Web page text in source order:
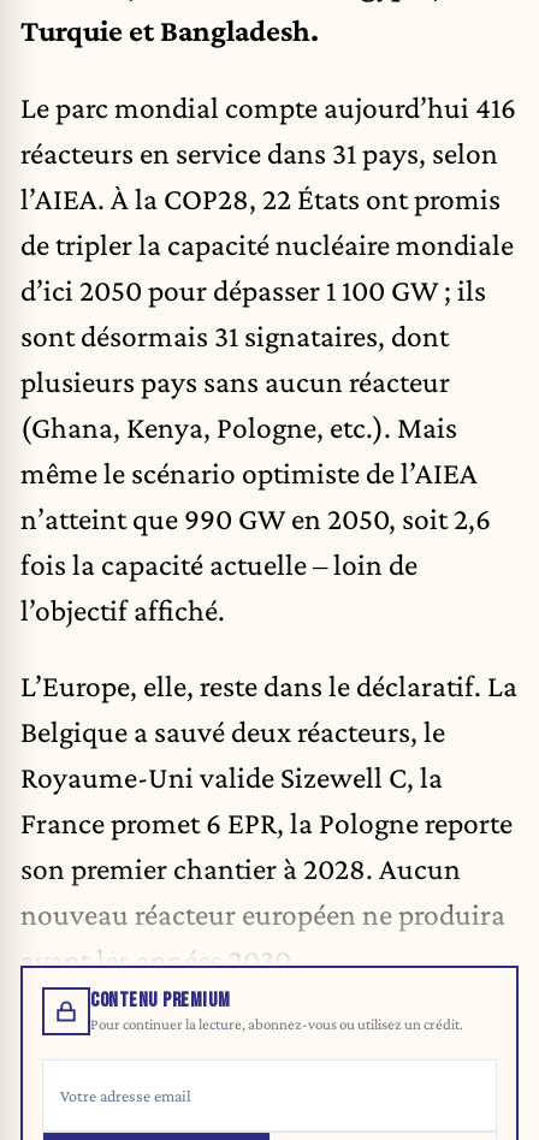
Turquie et Bangladesh.
Le parc mondial compte aujourd’hui 416
réacteurs en service dans 31 pays, selon
l’AIEA. À la COP28, 22 États ont promis
de tripler la capacité nucléaire mondiale
d’ici 2050 pour dépasser 1 100 GW ; ils
sont désormais 31 signataires, dont
plusieurs pays sans aucun réacteur
(Ghana, Kenya, Pologne, etc.). Mais
même le scénario optimiste de l’AIEA
n’atteint que 990 GW en 2050, soit 2,6
fois la capacité actuelle – loin de
l’objectif affiché.
L’Europe, elle, reste dans le déclaratif. La
Belgique a sauvé deux réacteurs, le
Royaume-Uni valide Sizewell C, la
France promet 6 EPR, la Pologne reporte
son premier chantier à 2028. Aucun
nouveau réacteur européen ne produira
avant les années 2030.
CONTENU PREMIUM
Pour continuer la lecture, abonnez-vous ou utilisez un crédit.